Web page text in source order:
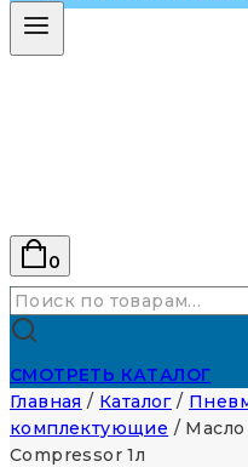
0
Искать:
СМОТРЕТЬ КАТАЛОГ
Главная / Каталог /
комплектующие / Масло
Compressor 1л